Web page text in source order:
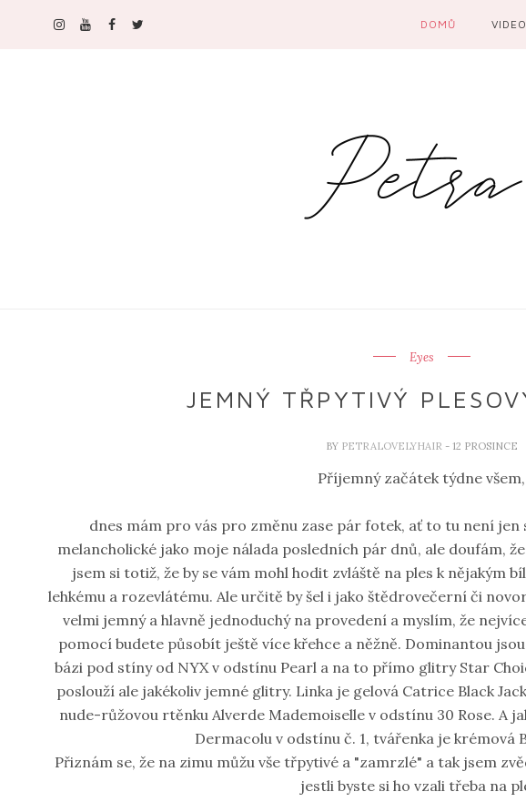
DOMŮ VIDEO
Eyes
JEMNÝ TŘPYTIVÝ
BY PETRALOVELYHAIR - 12 PROSINCE
Příjemný začátek týdne všem,
dnes mám pro vás pro změnu zase pár fotek, ať to tu není jen
melancholické jako moje nálada posledních pár dnů, ale doufám,
jsem si totiž, že by se vám mohl hodit zvláště na ples k nějakým
lehkému a rozevlátému. Ale určitě by šel i jako štědrovečerní či
velmi jemný a hlavně jednoduchý na provedení a myslím, že
pomocí budete působít ještě více křehce a něžně. Dominantou
bázi pod stíny od NYX v odstínu Pearl a na to přímo glitry Star
poslouží ale jakékoliv jemné glitry. Linka je gelová Catrice Black
nude-růžovou rtěnku Alverde Mademoiselle v odstínu 30 Rose. A
Dermacolu v odstínu č. 1, tvářenka je krémová
Přiznám se, že na zimu můžu vše třpytivé a "zamrzlé" a tak jsem
jestli byste si ho vzali třeba na